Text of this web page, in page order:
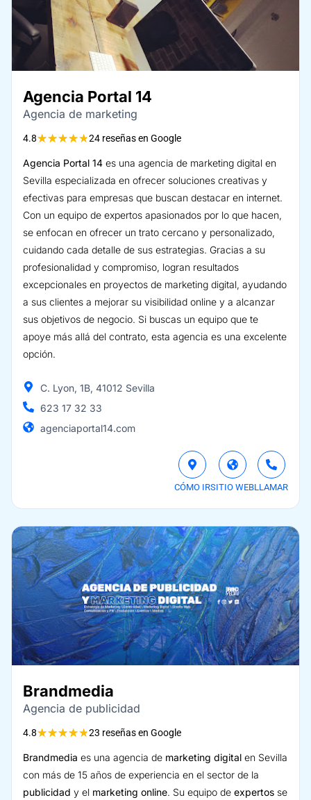
Agencia Portal 14
Agencia de marketing
4.8★★★★★24 reseñas en Google
Agencia Portal 14 es una agencia de marketing digital en
Sevilla especializada en ofrecer soluciones creativas y
efectivas para empresas que buscan destacar en internet.
Con un equipo de expertos apasionados por lo que hacen,
se enfocan en ofrecer un trato cercano y personalizado,
cuidando cada detalle de sus estrategias. Gracias a su
profesionalidad y compromiso, logran resultados
excepcionales en proyectos de marketing digital, ayudando
a sus clientes a mejorar su visibilidad online y a alcanzar
sus objetivos de negocio. Si buscas un equipo que te
apoye más allá del contrato, esta agencia es una excelente
opción.
C. Lyon, 1B, 41012 Sevilla
623 17 32 33
agenciaportal14.com
CÓMO IRSITIO WEBLLAMAR
Brandmedia
Agencia de publicidad
4.8★★★★★23 reseñas en Google
Brandmedia es una agencia de marketing digital en Sevilla
con más de 15 años de experiencia en el sector de la
publicidad y el marketing online. Su equipo de expertos se